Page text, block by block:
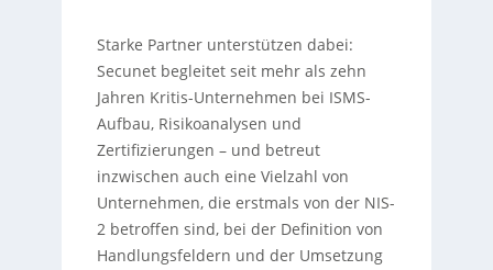
Starke Partner unterstützen dabei:
Secunet begleitet seit mehr als zehn
Jahren Kritis-Unternehmen bei ISMS-
Aufbau, Risikoanalysen und
Zertifizierungen – und betreut
inzwischen auch eine Vielzahl von
Unternehmen, die erstmals von der NIS-
2 betroffen sind, bei der Definition von
Handlungsfeldern und der Umsetzung